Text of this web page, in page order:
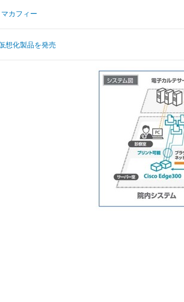
音楽
ペット
その他
カフィー
想化製品を発売